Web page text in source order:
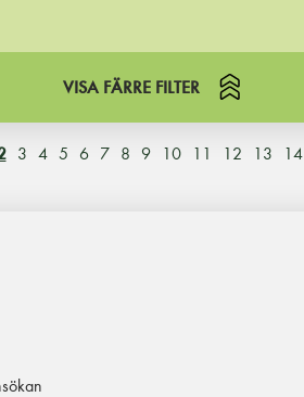
VISA FÄRRE FILTER
3 4 5 6 7 8 9 10 11 12 13 14